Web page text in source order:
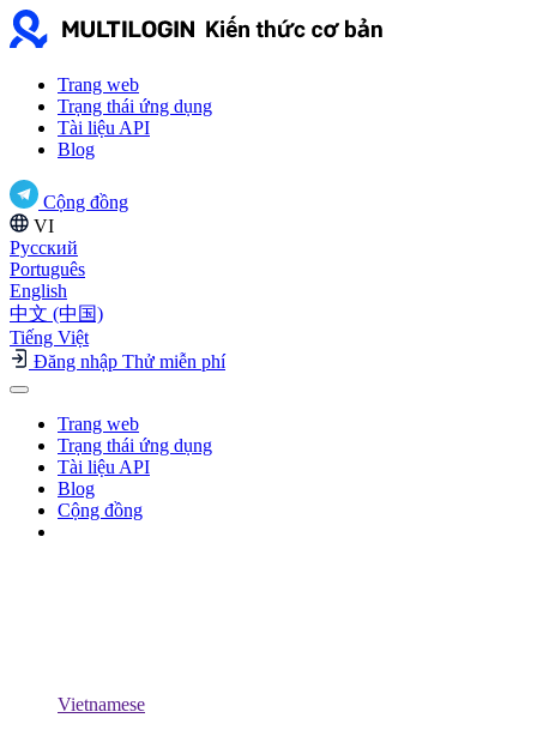
Trang web
Trạng thái ứng dụng
Tài liệu API
Blog
Cộng đồng
VI
Русский
Português
English
中文 (中国)
Tiếng Việt
Đăng nhập Thử miễn phí
Trang web
Trạng thái ứng dụng
Tài liệu API
Blog
Cộng đồng
Vietnamese